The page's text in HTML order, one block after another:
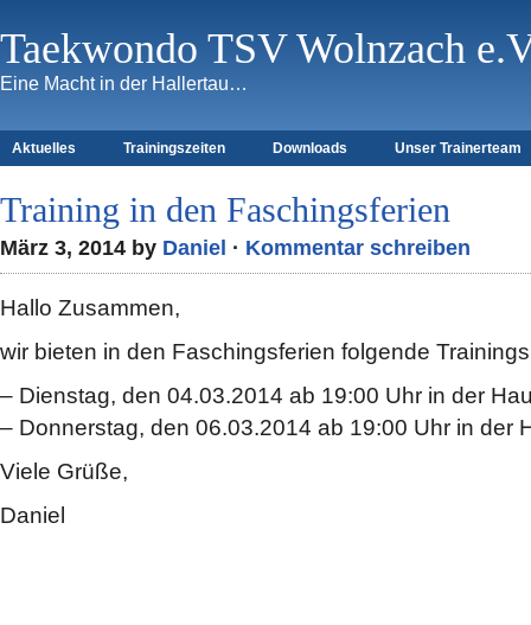
Taekwondo TSV Wolnzach
Eine Macht in der Hallertau…
Aktuelles Trainingszeiten Downloads Unser Trainerteam
Training in den Faschingsferien
März 3, 2014 by Daniel · Kommentar schreiben
Hallo Zusammen,
wir bieten in den Faschingsferien folgende
– Dienstag, den 04.03.2014 ab 19:00 Uhr in der
– Donnerstag, den 06.03.2014 ab 19:00 Uhr in der
Viele Grüße,
Daniel